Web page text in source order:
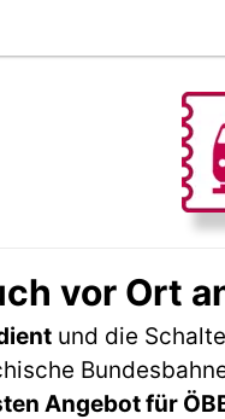
vor Ort
und die
Angebot für